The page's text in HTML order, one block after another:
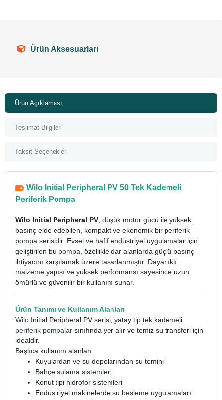
Ürün Aksesuarları
Ürün Açıklaması
Teslimat Bilgileri
Taksit Seçenekleri
Wilo Initial Peripheral PV 50 Tek Kademeli
Periferik Pompa
Wilo Initial Peripheral PV , düşük motor gücü ile yüksek
basınç elde edebilen, kompakt ve ekonomik bir periferik
pompa serisidir. Evsel ve hafif endüstriyel uygulamalar için
geliştirilen bu pompa , özellikle dar alanlarda güçlü basınç
ihtiyacını karşılamak üzere tasarlanmıştır. Dayanıklı
malzeme yapısı ve yüksek performansı sayesinde uzun
ömürlü ve güvenilir bir kullanım sunar.
Ürün Tanımı ve Kullanım Alanları
Wilo Initial Peripheral PV serisi, yatay tip tek kademeli
periferik pompalar sınıfında yer alır ve temiz su transferi için
idealdir.
Başlıca kullanım alanları:
Kuyulardan ve su depolarından su temini
Bahçe sulama sistemleri
Konut tipi hidrofor sistemleri
Endüstriyel makinelerde su besleme uygulamaları